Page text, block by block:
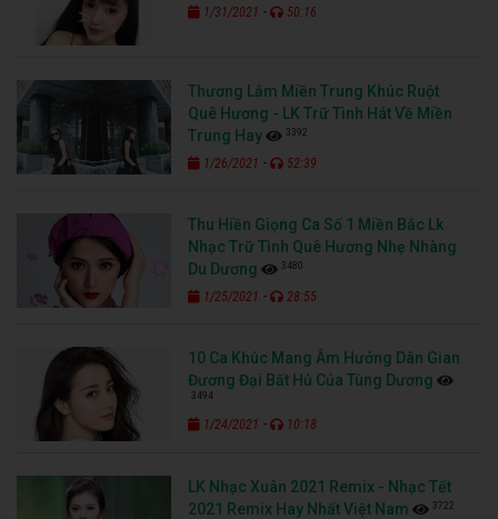
1/31/2021 - 50:16
Thương Lắm Miền Trung Khúc Ruột
Quê Hương - LK Trữ Tình Hát Về Miền
Trung Hay
3392
1/26/2021 - 52:39
Thu Hiền Giọng Ca Số 1 Miền Bắc Lk
Nhạc Trữ Tình Quê Hương Nhẹ Nhàng
Du Dương
3480
1/25/2021 - 28:55
10 Ca Khúc Mang Âm Hưởng Dân Gian
Đương Đại Bất Hủ Của Tùng Dương
3494
1/24/2021 - 10:18
LK Nhạc Xuân 2021 Remix - Nhạc Tết
2021 Remix Hay Nhất Việt Nam
3722